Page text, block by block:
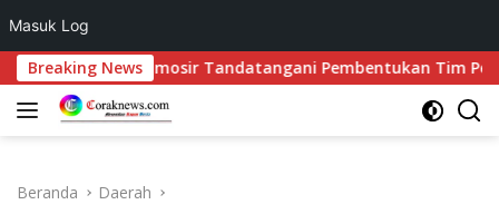
Masuk Log
Langsung
ke
konten
Breaking News
Samosir Tandatangani Pembentukan Tim Percepatan
Beranda Daerah